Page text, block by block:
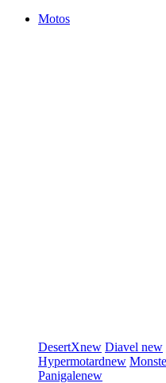
Motos
DesertXnew Diavel new
Hypermotardnew
Panigalenew